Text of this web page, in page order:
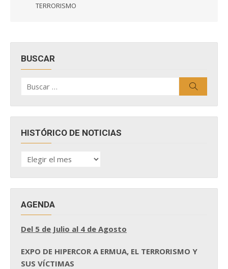
TERRORISMO
BUSCAR
por:
HISTÓRICO DE NOTICIAS
HISTÓRICO
DE
AGENDA
Del 5 de Julio al 4 de Agosto
EXPO DE HIPERCOR A ERMUA, EL TERRORISMO Y
SUS VÍCTIMAS